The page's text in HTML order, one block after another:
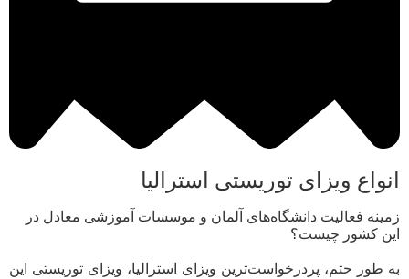
انواع ویزای توریستی استرالیا
زمینه فعالیت دانشگاه‌های آلمان و موسسات آموزشی معادل در
این کشور چیست؟
به طور حتم، پردرخواست‌ترین ویزای استرالیا، ویزای توریستی این